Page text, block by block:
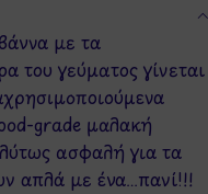
με τα
του γεύματος γίνεται
grade μαλακή
ασφαλή για τα
απλά με ένα…πανί!!!